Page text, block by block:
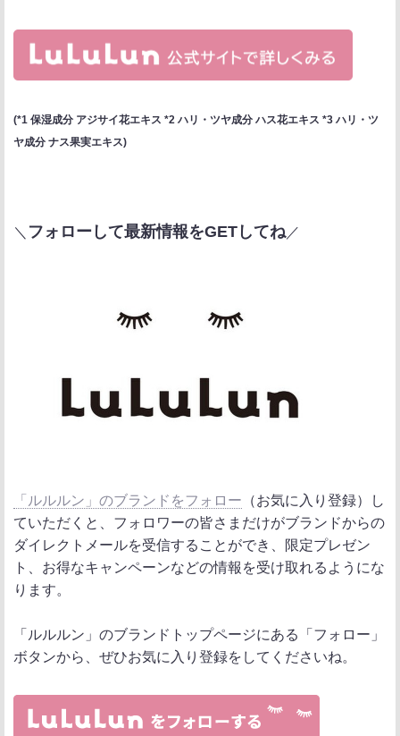
(*1 保湿成分 アジサイ花エキス *2 ハリ・ツヤ成分 ハス花エキス *3 ハリ・ツ
ヤ成分 ナス果実エキス)
＼ フォローして最新情報をGETしてね ／
「ルルルン」のブランドをフォロー （お気に入り登録）し
ていただくと、フォロワーの皆さまだけがブランドからの
ダイレクトメールを受信することができ、限定プレゼン
ト、お得なキャンペーンなどの情報を受け取れるようにな
ります。
「ルルルン」のブランドトップページにある「フォロー」
ボタンから、ぜひお気に入り登録をしてくださいね。